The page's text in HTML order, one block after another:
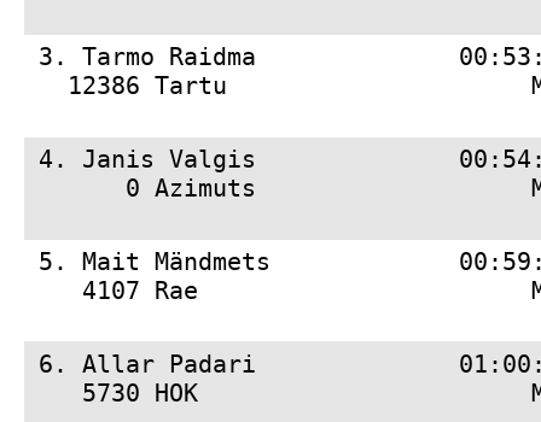
3. Tarmo Raidma
12386 Tartu
4. Janis Valgis
0 Azimuts
5. Mait Mändmets
4107 Rae
6. Allar Padari
5730 HOK